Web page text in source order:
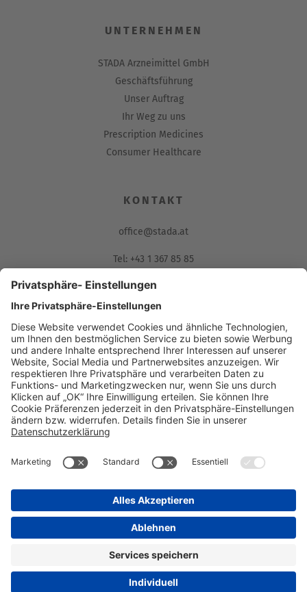
UNTERNEHMEN
STADA Arzneimittel GmbH
Geschäftsführung
Unser Auftrag
Ihr Weg zu uns
Prescription Medicines
Consumer Healthcare
KONTAKT
office@stada.at
Tel: +43 1 367 85 85
Fax: 01/367 85 85-85
Muthgasse 36, 1190 Wien
Compliance Reporting Portal
AGB (DE)
Informationspflichten
Impressum
Transparenzrichtlinie
Cookie-Einstellungen
Progenerika